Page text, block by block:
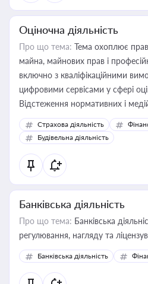
Оціночна діяльність
Про що тема: Тема охоплює
майна, майнових прав і
включно з кваліфікаційними
цифровими сервісами у сфері
Відстеження нормативних і
корисне для власника бізнесу,
бухгалтера під час
державного майна,
статусу суб'єктів оціночної
Страхова діяльність
Будівельна діяльність
Банківська діяльність
Про що тема: Банківська
регулювання, нагляду та
Банківська діяльність